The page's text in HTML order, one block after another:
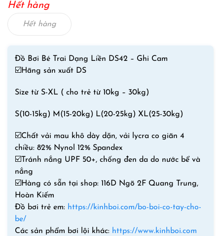
là:
450,000₫.
Hết hàng
Hết hàng
Đồ Bơi Bé Trai Dạng Liền DS42 – Ghi Cam
☑️ Hãng sản xuất DS
Size từ S-XL ( cho trẻ từ 10kg – 30kg)
S(10-15kg) M(15-20kg) L(20-25kg) XL(25-30kg)
☑️Chất vải mau khô dày dặn, vải lycra co giãn 4
chiều: 82% Nynol 12% Spandex
☑️ Tránh nắng UPF 50+, chống đen da do nước bể và
nắng
☑️ Hàng có sẵn tại shop: 116D Ngõ 2F Quang Trung,
Hoàn Kiếm
Đồ bơi trẻ em: https://kinhboi.com/bo-boi-co-tay-cho-
be/
Các sản phẩm bơi lội khác: https://www.kinhboi.com